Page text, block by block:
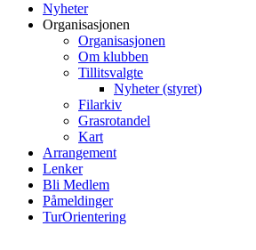
Nyheter
Organisasjonen
Organisasjonen
Om klubben
Tillitsvalgte
Nyheter (styret)
Filarkiv
Grasrotandel
Kart
Arrangement
Lenker
Bli Medlem
Påmeldinger
TurOrientering